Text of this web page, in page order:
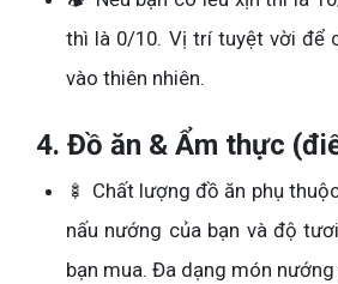
thì là 0/10. Vị trí tuyệt vời để
vào thiên nhiên.
4. Đồ ăn & Ẩm thực
🍢 Chất lượng đồ ăn phụ
nấu nướng của bạn và độ
bạn mua. Đa dạng món